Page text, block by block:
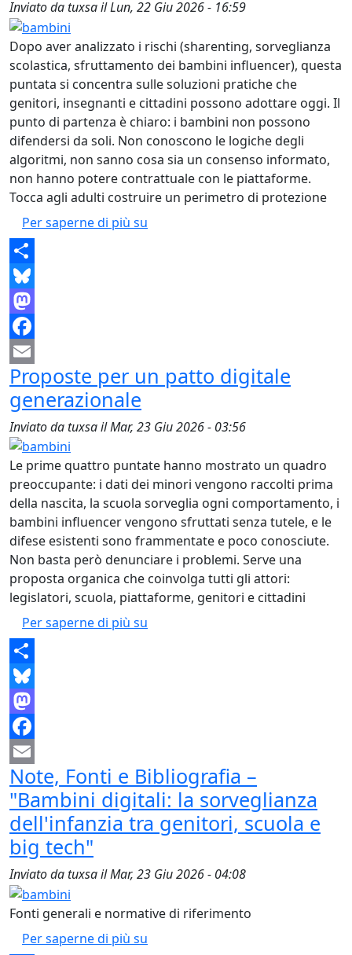
Inviato datuxsailLun, 22 Giu 2026 - 16:59
Dopo aver analizzato i rischi (sharenting, sorveglianza
scolastica, sfruttamento dei bambini influencer), questa
puntata si concentra sulle soluzioni pratiche che
genitori, insegnanti e cittadini possono adottare oggi. Il
punto di partenza è chiaro: i bambini non possono
difendersi da soli. Non conoscono le logiche degli
algoritmi, non sanno cosa sia un consenso informato,
non hanno potere contrattuale con le piattaforme.
Tocca agli adulti costruire un perimetro di protezione
Per saperne di più su
Share
Bluesky
Mastodon
Facebook
Email
Proposte per un patto digitale
generazionale
Inviato datuxsailMar, 23 Giu 2026 - 03:56
Le prime quattro puntate hanno mostrato un quadro
preoccupante: i dati dei minori vengono raccolti prima
della nascita, la scuola sorveglia ogni comportamento, i
bambini influencer vengono sfruttati senza tutele, e le
difese esistenti sono frammentate e poco conosciute.
Non basta però denunciare i problemi. Serve una
proposta organica che coinvolga tutti gli attori:
legislatori, scuola, piattaforme, genitori e cittadini
Per saperne di più su
Share
Bluesky
Mastodon
Facebook
Email
Note, Fonti e Bibliografia –
"Bambini digitali: la sorveglianza
dell'infanzia tra genitori, scuola e
big tech"
Inviato datuxsailMar, 23 Giu 2026 - 04:08
Fonti generali e normative di riferimento
Per saperne di più su